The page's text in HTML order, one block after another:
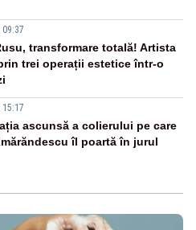
transformare totală! Artista
trei operații estetice într-o
15:17
ascunsă a colierului pe care
îl poartă în jurul